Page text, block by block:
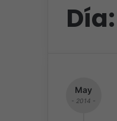
Día:
May
- 2014 -